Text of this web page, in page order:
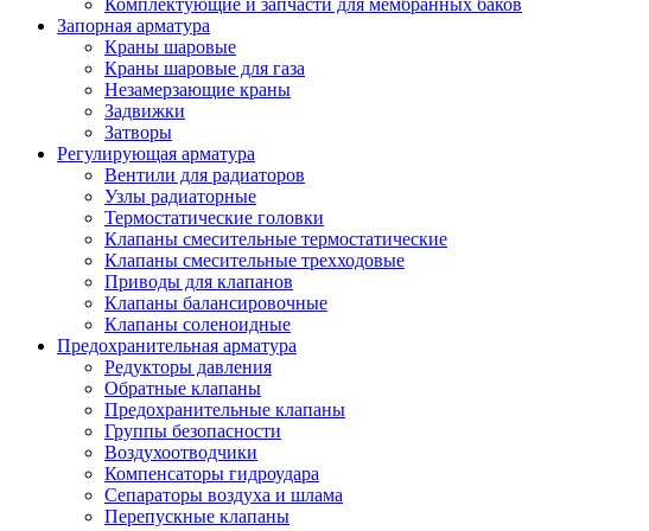
Запорная арматура
Краны шаровые
Краны шаровые для газа
Незамерзающие краны
Задвижки
Затворы
Регулирующая арматура
Вентили для радиаторов
Узлы радиаторные
Термостатические головки
Клапаны смесительные термостатические
Клапаны смесительные трехходовые
Приводы для клапанов
Клапаны балансировочные
Клапаны соленоидные
Предохранительная арматура
Редукторы давления
Обратные клапаны
Предохранительные клапаны
Группы безопасности
Воздухоотводчики
Компенсаторы гидроудара
Сепараторы воздуха и шлама
Перепускные клапаны